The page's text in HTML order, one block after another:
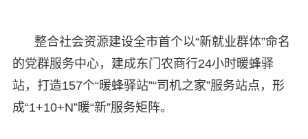
整合社会资源建设全市首个以“新就业群体”命名
的党群服务中心，建成东门农商行24小时暖蜂驿
站，打造157个“暖蜂驿站”“司机之家”服务站点，形
成“1+10+N”暖“新”服务矩阵。